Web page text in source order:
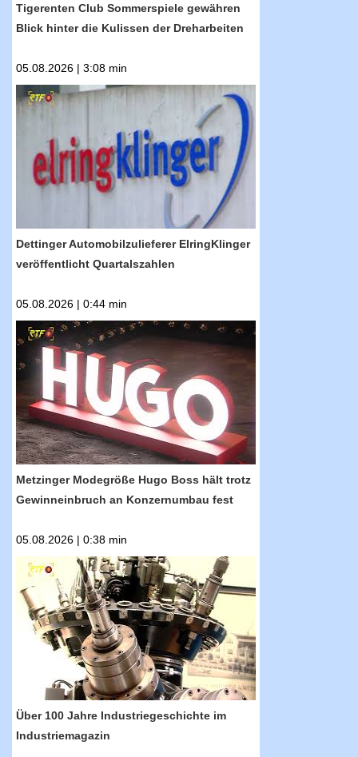
Tigerenten Club Sommerspiele gewähren
Blick hinter die Kulissen der Dreharbeiten
05.08.2026 | 3:08 min
RTF.1-Nachrichten: Dettinger
Automobilzulieferer ElringKlinger
veröffentlicht Quartalszahlen
Dettinger Automobilzulieferer ElringKlinger
veröffentlicht Quartalszahlen
05.08.2026 | 0:44 min
RTF.1-Nachrichten: Metzinger Modegröße
Hugo Boss hält trotz Gewinneinbruch an
Konzernumbau fest
Metzinger Modegröße Hugo Boss hält trotz
Gewinneinbruch an Konzernumbau fest
05.08.2026 | 0:38 min
RTF.1-Nachrichten: Über 100 Jahre
Industriegeschichte im Industriemagazin
Über 100 Jahre Industriegeschichte im
Industriemagazin